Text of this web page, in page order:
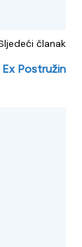
članak
Postružin